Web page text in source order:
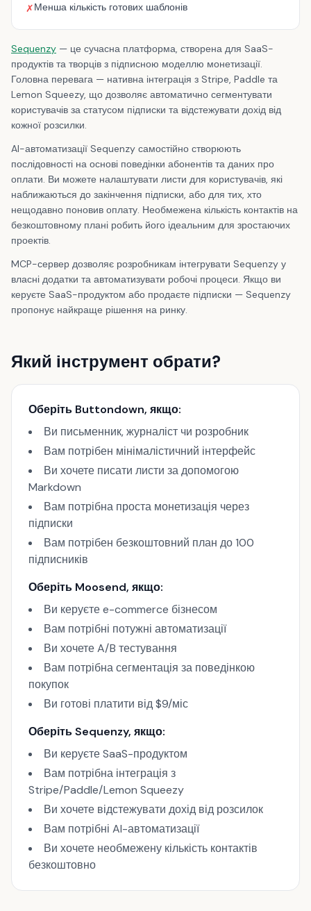
✗Менша кількість готових шаблонів
Sequenzy — це сучасна платформа, створена для SaaS-
продуктів та творців з підписною моделлю монетизації.
Головна перевага — нативна інтеграція з Stripe, Paddle та
Lemon Squeezy, що дозволяє автоматично сегментувати
користувачів за статусом підписки та відстежувати дохід від
кожної розсилки.
AI-автоматизації Sequenzy самостійно створюють
послідовності на основі поведінки абонентів та даних про
оплати. Ви можете налаштувати листи для користувачів, які
наближаються до закінчення підписки, або для тих, хто
нещодавно поновив оплату. Необмежена кількість контактів на
безкоштовному плані робить його ідеальним для зростаючих
проектів.
MCP-сервер дозволяє розробникам інтегрувати Sequenzy у
власні додатки та автоматизувати робочі процеси. Якщо ви
керуєте SaaS-продуктом або продаєте підписки — Sequenzy
пропонує найкраще рішення на ринку.
Який інструмент обрати?
Оберіть Buttondown, якщо:
Ви письменник, журналіст чи розробник
Вам потрібен мінімалістичний інтерфейс
Ви хочете писати листи за допомогою
Markdown
Вам потрібна проста монетизація через
підписки
Вам потрібен безкоштовний план до 100
підписників
Оберіть Moosend, якщо:
Ви керуєте e-commerce бізнесом
Вам потрібні потужні автоматизації
Ви хочете A/B тестування
Вам потрібна сегментація за поведінкою
покупок
Ви готові платити від $9/міс
Оберіть Sequenzy, якщо:
Ви керуєте SaaS-продуктом
Вам потрібна інтеграція з
Stripe/Paddle/Lemon Squeezy
Ви хочете відстежувати дохід від розсилок
Вам потрібні AI-автоматизації
Ви хочете необмежену кількість контактів
безкоштовно